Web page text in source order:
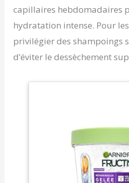
capillaires hebdomadaires
hydratation intense. Pour
privilégier des shampoings
d’éviter le dessèchement